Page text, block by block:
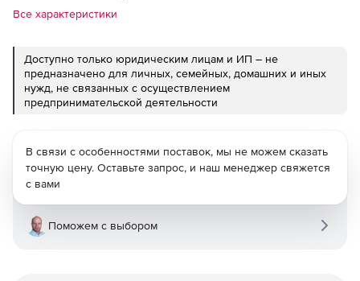
Все характеристики
Доступно только юридическим лицам и ИП – не
предназначено для личных, семейных, домашних и иных
нужд, не связанных с осуществлением
предпринимательской деятельности
В связи с особенностями поставок, мы не можем сказать
точную цену. Оставьте запрос, и наш менеджер свяжется
с вами
Поможем с выбором